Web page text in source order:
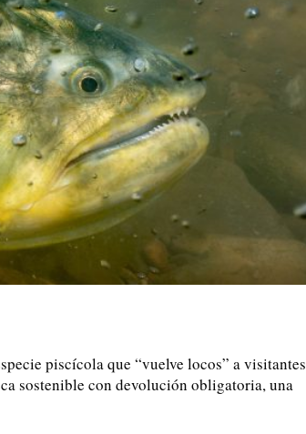
piscícola que “vuelve locos” a visitantes
sostenible con devolución obligatoria, una